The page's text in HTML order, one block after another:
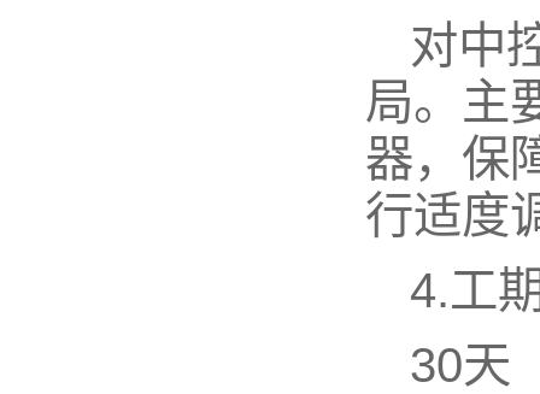
对中
局。主
器，保
行适度
4.工
30天